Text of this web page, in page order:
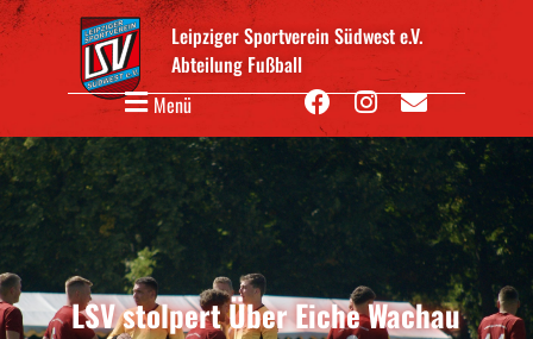
Leipziger Sportverein Südwest e.V.
Abteilung Fußball
Menü
LSV stolpert Über Eiche Wachau